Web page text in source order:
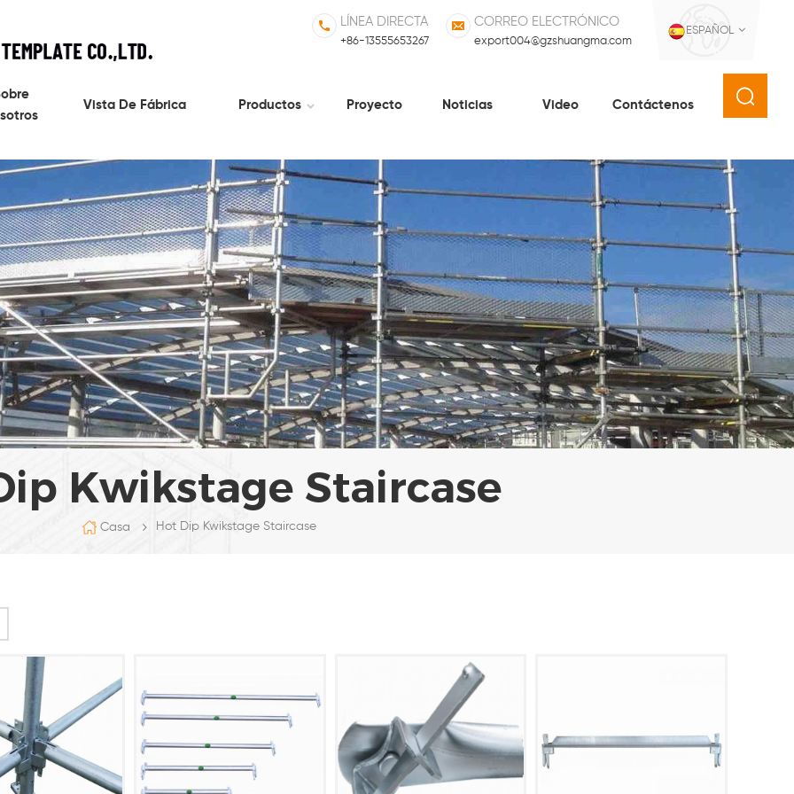
ESPAÑOL
LÍNEA DIRECTA
+86-13555653267
CORREO ELECTRÓNICO
export004@gzshuangma.com
Vista De Fábrica Productos Proyecto Noticias Video Contáctenos
Kwikstage Staircase
Casa Hot Dip Kwikstage Staircase